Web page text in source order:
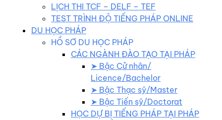
LỊCH THI TCF – DELF – TEF
TEST TRÌNH ĐỘ TIẾNG PHÁP ONLINE
DU HỌC PHÁP
HỒ SƠ DU HỌC PHÁP
CÁC NGÀNH ĐÀO TẠO TẠI PHÁP
➤ Bậc Cử nhân/
Licence/Bachelor
➤ Bậc Thạc sỹ/Master
➤ Bậc Tiến sỹ/Doctorat
HỌC DỰ BỊ TIẾNG PHÁP TẠI PHÁP